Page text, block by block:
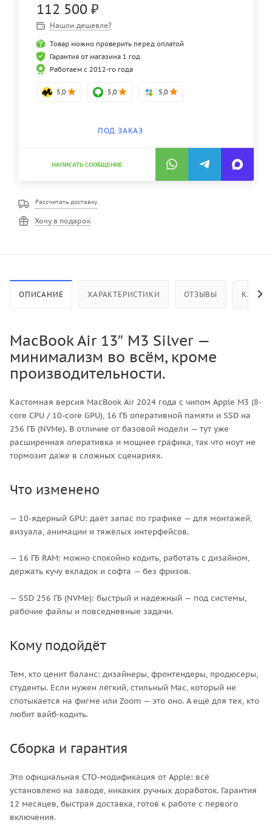
112 500 ₽
Нашли дешевле?
Товар можно проверить перед оплатой
Гарантия от магазина 1 год
Работаем с 2012-го года
5,0 5,0 5,0
ПОД ЗАКАЗ
НАПИСАТЬ СООБЩЕНИЕ
Рассчитать доставку
Хочу в подарок
ОПИСАНИЕ ХАРАКТЕРИСТИКИ ОТЗЫВЫ КАК
MacBook Air 13″ M3 Silver —
минимализм во всём, кроме
производительности.
Кастомная версия MacBook Air 2024 года с чипом Apple M3 (8-
core CPU / 10-core GPU), 16 ГБ оперативной памяти и SSD на
256 ГБ (NVMe). В отличие от базовой модели — тут уже
расширенная оперативка и мощнее графика, так что ноут не
тормозит даже в сложных сценариях.
Что изменено
— 10-ядерный GPU: даёт запас по графике — для монтажей,
визуала, анимации и тяжёлых интерфейсов.
— 16 ГБ RAM: можно спокойно кодить, работать с дизайном,
держать кучу вкладок и софта — без фризов.
— SSD 256 ГБ (NVMe): быстрый и надёжный — под системы,
рабочие файлы и повседневные задачи.
Кому подойдёт
Тем, кто ценит баланс: дизайнеры, фронтендеры, продюсеры,
студенты. Если нужен лёгкий, стильный Mac, который не
спотыкается на фигме или Zoom — это оно. А ещё для тех, кто
любит вайб-кодить.
Сборка и гарантия
Это официальная CTO-модификация от Apple: всё
установлено на заводе, никаких ручных доработок. Гарантия
12 месяцев, быстрая доставка, готов к работе с первого
включения.